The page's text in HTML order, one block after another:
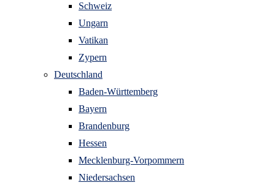
Schweiz
Ungarn
Vatikan
Zypern
Deutschland
Baden-Württemberg
Bayern
Brandenburg
Hessen
Mecklenburg-Vorpommern
Niedersachsen